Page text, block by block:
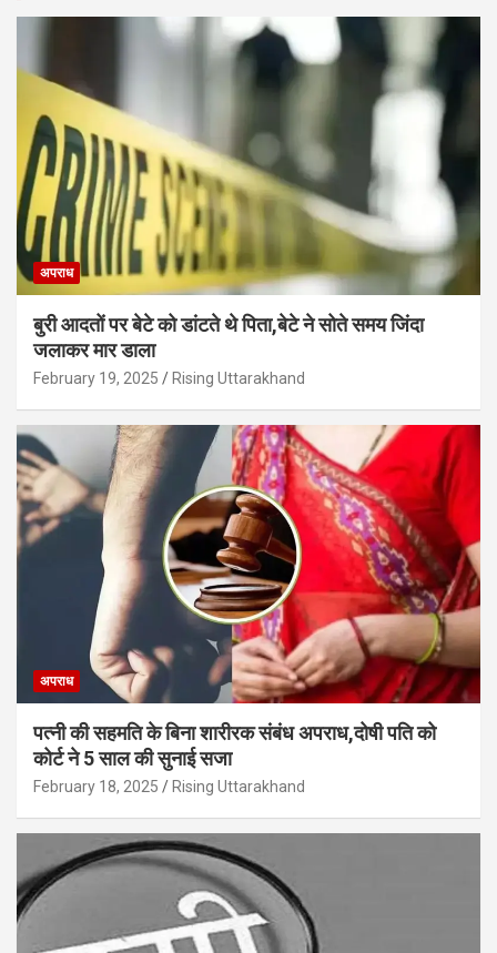
अपराध
बुरी आदतों पर बेटे को डांटते थे पिता,बेटे ने सोते समय जिंदा
जलाकर मार डाला
February 19, 2025 Rising Uttarakhand
अपराध
पत्नी की सहमति के बिना शारीरक संबंध अपराध,दोषी पति को
कोर्ट ने 5 साल की सुनाई सजा
February 18, 2025 Rising Uttarakhand